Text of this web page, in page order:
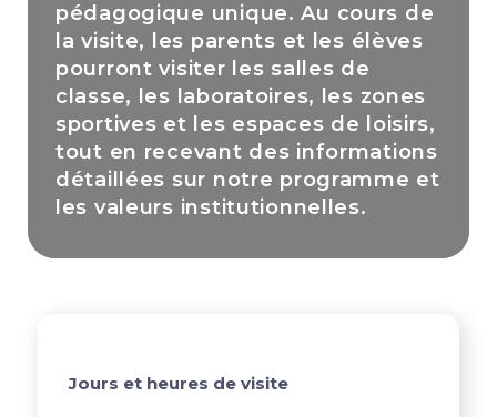
pédagogique unique. Au cours de
la visite, les parents et les élèves
pourront visiter les salles de
classe, les laboratoires, les zones
sportives et les espaces de loisirs,
tout en recevant des informations
détaillées sur notre programme et
les valeurs institutionnelles.
Jours et heures de visite